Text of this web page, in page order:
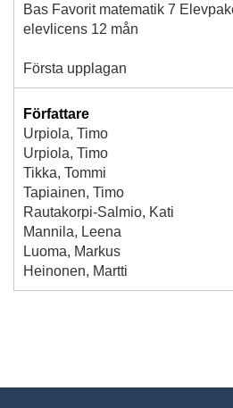
Bas Favorit matematik 7
elevlicens 12 mån
Första upplagan
Författare
Urpiola, Timo
Urpiola, Timo
Tikka, Tommi
Tapiainen, Timo
Rautakorpi-Salmio, Kati
Mannila, Leena
Luoma, Markus
Heinonen, Martti